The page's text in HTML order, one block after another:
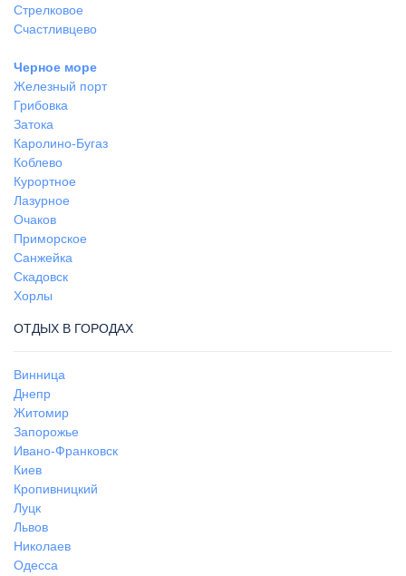
Стрелковое
Счастливцево
Черное море
Железный порт
Грибовка
Затока
Каролино-Бугаз
Коблево
Курортное
Лазурное
Очаков
Приморское
Санжейка
Скадовск
Хорлы
ОТДЫХ В ГОРОДАХ
Винница
Днепр
Житомир
Запорожье
Ивано-Франковск
Киев
Кропивницкий
Луцк
Львов
Николаев
Одесса